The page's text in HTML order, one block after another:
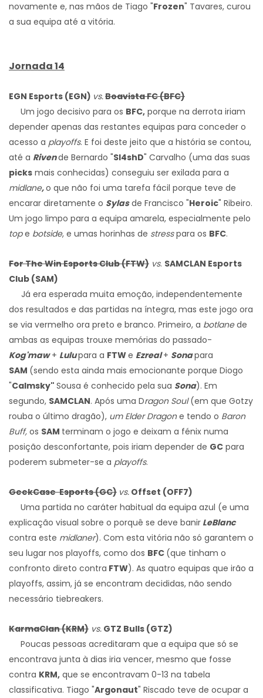
novamente e, nas mãos de Tiago "Frozen" Tavares, curou
a sua equipa até a vitória.
Jornada 14
EGN Esports (EGN) vs.Boavista FC (BFC)
Um jogo decisivo para os BFC, porque na derrota iriam
depender apenas das restantes equipas para conceder o
acesso a playoffs. E foi deste jeito que a história se contou,
até a Rivende Bernardo "Sl4shD" Carvalho (uma das suas
picks mais conhecidas) conseguiu ser exilada para a
midlane,o que não foi uma tarefa fácil porque teve de
encarar diretamente o Sylas de Francisco "Heroic" Ribeiro.
Um jogo limpo para a equipa amarela, especialmente pelo
tope botside, e umas horinhas de stresspara os BFC.
For The Win Esports Club (FTW) vs. SAMCLAN Esports
Club (SAM)
Já era esperada muita emoção, independentemente
dos resultados e das partidas na íntegra, mas este jogo ora
se via vermelho ora preto e branco. Primeiro, a botlanede
ambas as equipas trouxe memórias do passado-
Kog'maw+ Lulupara a FTWe Ezreal+ Sonapara
SAM (sendo esta ainda mais emocionante porque Diogo
"Calmsky" Sousa é conhecido pela sua Sona). Em
segundo, SAMCLAN. Após uma Dragon Soul(em que Gotzy
rouba o último dragão), um Elder Dragone tendo o Baron
Buff, os SAM terminam o jogo e deixam a fénix numa
posição desconfortante, pois iriam depender de GC para
poderem submeter-se a playoffs.
GeekCase Esports (GC) vs. Offset (OFF7)
Uma partida no caráter habitual da equipa azul (e uma
explicação visual sobre o porquê se deve banir LeBlanc
contra este midlaner). Com esta vitória não só garantem o
seu lugar nos playoffs, como dos BFC (que tinham o
confronto direto contra FTW). As quatro equipas que irão a
playoffs, assim, já se encontram decididas, não sendo
necessário tiebreakers.
KarmaClan (KRM) vs. GTZ Bulls (GTZ)
Poucas pessoas acreditaram que a equipa que só se
encontrava junta à dias iria vencer, mesmo que fosse
contra KRM, que se encontravam 0-13 na tabela
classificativa. Tiago "Argonaut" Riscado teve de ocupar a